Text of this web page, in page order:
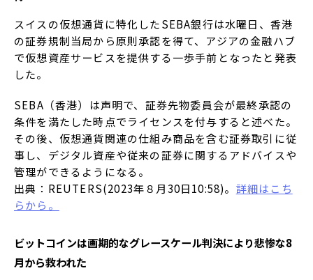
スイスの仮想通貨に特化したSEBA銀行は水曜日、香港
の証券規制当局から原則承認を得て、アジアの金融ハブ
で仮想資産サービスを提供する一歩手前となったと発表
した。
SEBA（香港）は声明で、証券先物委員会が最終承認の
条件を満たした時点でライセンスを付与すると述べた。
その後、仮想通貨関連の仕組み商品を含む証券取引に従
事し、デジタル資産や従来の証券に関するアドバイスや
管理ができるようになる。
出典：REUTERS(2023年８月30日10:58)。 詳細はこち
らから。
ビットコインは画期的なグレースケール判決により悲惨な8
月から救われた